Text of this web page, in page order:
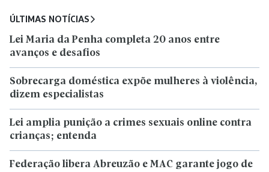
ÚLTIMAS NOTÍCIAS
Lei Maria da Penha completa 20 anos entre
avanços e desafios
Sobrecarga doméstica expõe mulheres à violência,
dizem especialistas
Lei amplia punição a crimes sexuais online contra
crianças; entenda
Federação libera Abreuzão e MAC garante jogo de